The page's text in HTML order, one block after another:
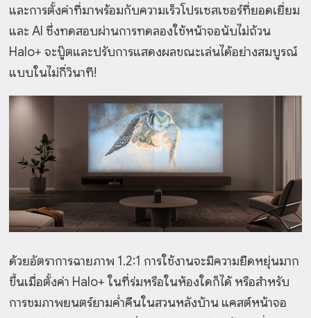
และการตั้งค่าที่มาพร้อมกับความเร็วโปรเซสเซอร์ที่ยอดเยี่ยม
และ AI ซึ่งทดสอบผ่านการทดลองใช้หน้าจอนับไม่ถ้วน
Halo+ จะบู๊ตและปรับการแสดงผลขณะเล่นได้อย่างสมบูรณ์
แบบในไม่กี่วินาที!
ด้วยอัตราการฉายภาพ 1.2:1 การใช้งานจะมีความยืดหยุ่นมาก
ขึ้นเมื่อตั้งค่า Halo+ ในที่ร่มหรือในห้องใดก็ได้ หรือสำหรับ
การชมภาพยนตร์ยามค่ำคืนในสวนหลังบ้าน แคสต์หน้าจอ